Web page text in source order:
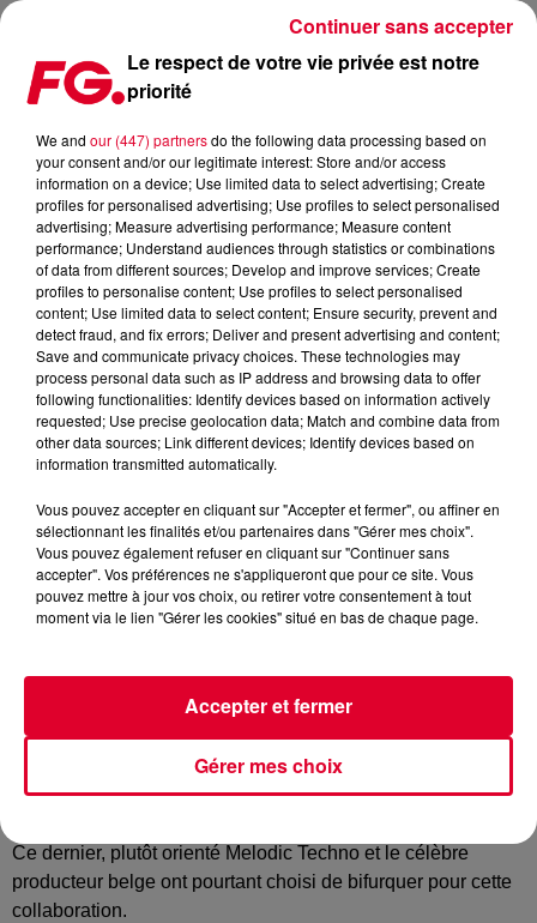
LOST FREQUENCIES ET ARGY METTENT LE FEU AVEC LEUR
Publié : 28 août 2025 à 9h07 par
Antony HARARI
Lost Frequencies & Argy & rhys from the sticks - Summer Skies (Love To Cry)
Crédit :Youtube Officiel Lost Frequencies
A la première écoute, sans savoir qui est derrière ce son, on
Ce dernier, plutôt orienté Melodic Techno et le célèbre
producteur belge ont pourtant choisi de bifurquer pour cette
collaboration.
Le respect de votre vie privée est notre
priorité
We and our (447) partnersdo the following data processing based on
your consent and/or our legitimate interest: Store and/or access
information on a device; Use limited data to select advertising; Create
profiles for personalised advertising; Use profiles to select personalised
advertising; Measure advertising performance; Measure content
performance; Understand audiences through statistics or combinations
of data from different sources; Develop and improve services; Create
profiles to personalise content; Use profiles to select personalised
content; Use limited data to select content; Ensure security, prevent and
detect fraud, and fix errors; Deliver and present advertising and content;
Save and communicate privacy choices. These technologies may
process personal data such as IP address and browsing data to offer
following functionalities: Identify devices based on information actively
requested; Use precise geolocation data; Match and combine data from
other data sources; Link different devices; Identify devices based on
information transmitted automatically.
Vous pouvez accepter en cliquant sur "Accepter et fermer", ou affiner en
sélectionnant les finalités et/ou partenaires dans "Gérer mes choix".
Vous pouvez également refuser en cliquant sur "Continuer sans
accepter". Vos préférences ne s'appliqueront que pour ce site. Vous
pouvez mettre à jour vos choix, ou retirer votre consentement à tout
moment via le lien "Gérer les cookies" situé en bas de chaque page.
Gérer mes choix
Accepter et fermer
Continuer sans accepter